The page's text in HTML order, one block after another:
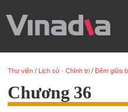
Thư viện / Lịch sử · Chính trị /Đêm giữa
Chương 36